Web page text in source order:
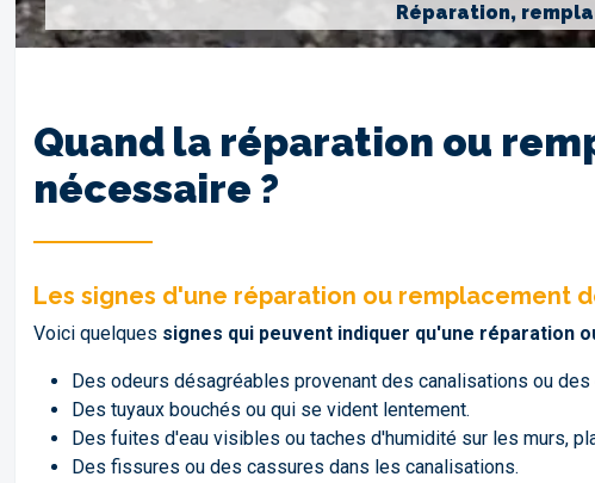
Réparation,
Quand la réparation ou
nécessaire ?
Les signes d'une réparation ou remplacement
Voici quelques signes qui peuvent indiquer qu'une réparation
Des odeurs désagréables provenant des canalisations ou des
Des tuyaux bouchés ou qui se vident lentement.
Des fuites d'eau visibles ou taches d'humidité sur les murs,
Des fissures ou des cassures dans les canalisations.